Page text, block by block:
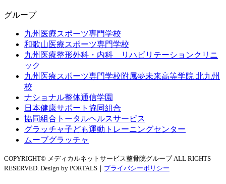
グループ
九州医療スポーツ専門学校
和歌山医療スポーツ専門学校
九州医療整形外科・内科 リハビリテーションクリニ
ック
九州医療スポーツ専門学校附属夢未来高等学院 北九州
校
ナショナル整体通信学園
日本健康サポート協同組合
協同組合トータルヘルスサービス
グラッチャ子ども運動トレーニングセンター
ムーブグラッチャ
COPYRIGHT© メディカルネットサービス整骨院グループ ALL RIGHTS
RESERVED. Design by PORTALS｜ プライバシーポリシー